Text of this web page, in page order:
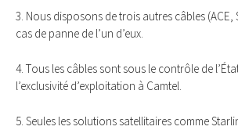
3. Nous disposons de trois autres câbles (ACE,
cas de panne de l’un d’eux.
4. Tous les câbles sont sous le contrôle de
l’exclusivité d’exploitation à Camtel.
5. Seules les solutions satellitaires comme